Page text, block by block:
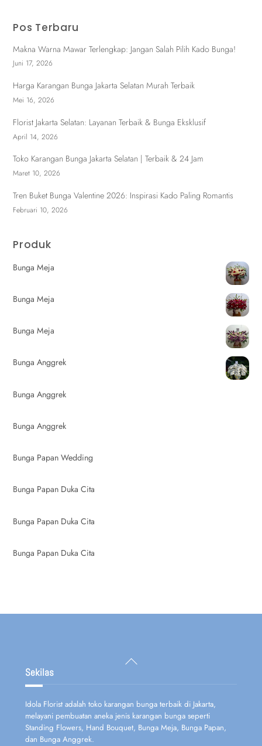
Pos Terbaru
Makna Warna Mawar Terlengkap: Jangan Salah Pilih Kado Bunga!
Juni 17, 2026
Harga Karangan Bunga Jakarta Selatan Murah Terbaik
Mei 16, 2026
Florist Jakarta Selatan: Layanan Terbaik & Bunga Eksklusif
April 14, 2026
Toko Karangan Bunga Jakarta Selatan | Terbaik & 24 Jam
Maret 10, 2026
Tren Buket Bunga Valentine 2026: Inspirasi Kado Paling Romantis
Februari 10, 2026
Produk
Bunga Meja
Bunga Meja
Bunga Meja
Bunga Anggrek
Bunga Anggrek
Bunga Anggrek
Bunga Papan Wedding
Bunga Papan Duka Cita
Bunga Papan Duka Cita
Bunga Papan Duka Cita
Back
Sekilas
Idola Florist adalah toko karangan bunga terbaik di Jakarta,
melayani pembuatan aneka jenis karangan bunga seperti
Standing Flowers, Hand Bouquet, Bunga Meja, Bunga Papan,
dan Bunga Anggrek.